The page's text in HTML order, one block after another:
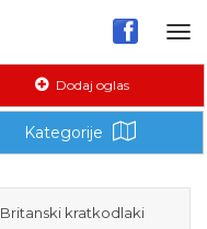
Dodaj oglas
Kategorije
Britanski kratkodlaki